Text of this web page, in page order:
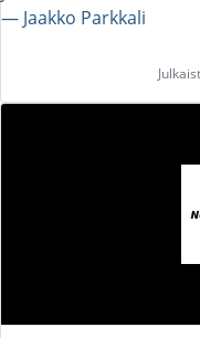
― Jaakko Parkkali